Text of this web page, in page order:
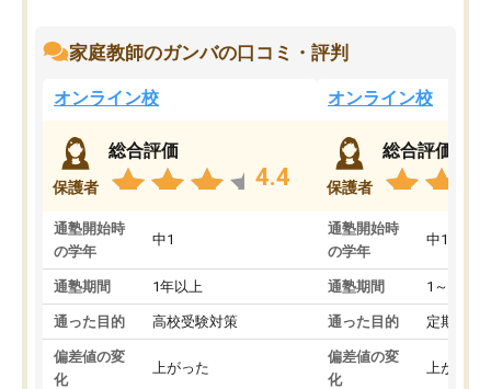
家庭教師のガンバの口コミ・評判
オンライン校
保護者
総合評価
4.4
通塾開始時
の学年
中1
通塾期間 1年以上
通った目的 高校受験対策
偏差値の変
化
上がった
オンライン校
保護者
総合評価
通塾開始時
の学年
中1
通塾期間 1～3ヵ月
通った目的 定期テス
偏差値の変
化
上がった